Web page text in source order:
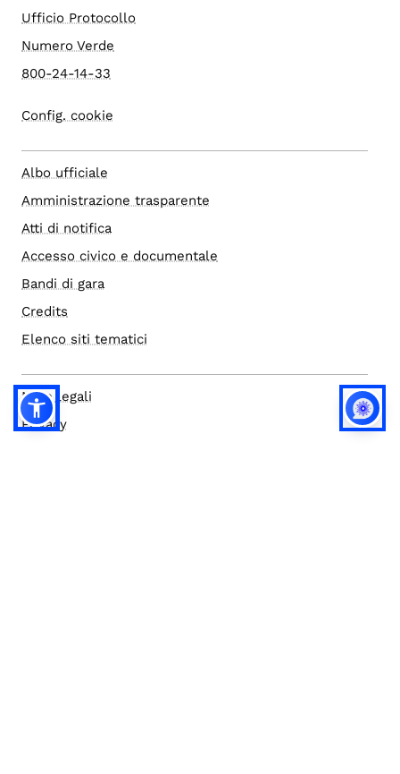
Ufficio Protocollo
Numero Verde
800-24-14-33
Config. cookie
Albo ufficiale
Amministrazione trasparente
Atti di notifica
Accesso civico e documentale
Bandi di gara
Credits
Elenco siti tematici
Note legali
Privacy